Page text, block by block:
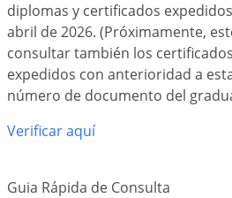
diplomas y certificados
abril de 2026. (Próximamente,
consultar también los
expedidos con anterioridad a
número de documento del
Verificar aquí
Guia Rápida de Consulta